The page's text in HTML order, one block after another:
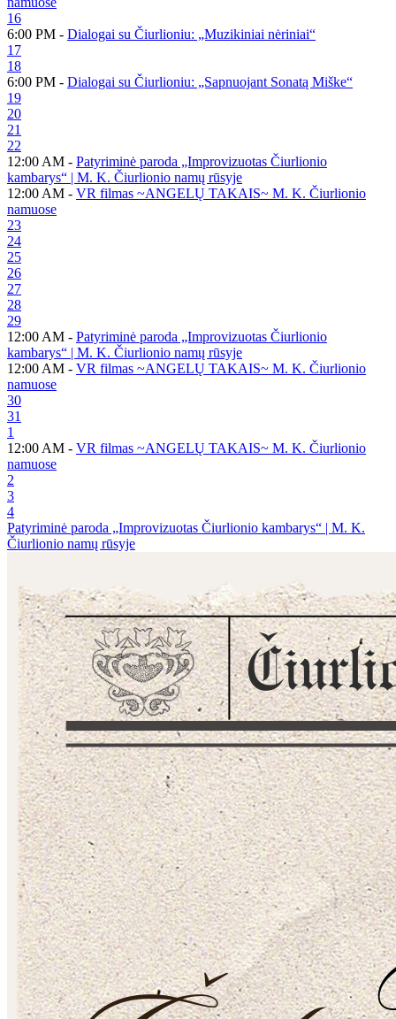
16
6:00 PM - Dialogai su Čiurlioniu: „Muzikiniai nėriniai“
17
18
6:00 PM - Dialogai su Čiurlioniu: „Sapnuojant Sonatą Miške“
19
20
21
22
12:00 AM - Patyriminė paroda „Improvizuotas Čiurlionio
kambarys“ | M. K. Čiurlionio namų rūsyje
12:00 AM - VR filmas ~ANGELŲ TAKAIS~ M. K. Čiurlionio
namuose
23
24
25
26
27
28
29
12:00 AM - Patyriminė paroda „Improvizuotas Čiurlionio
kambarys“ | M. K. Čiurlionio namų rūsyje
12:00 AM - VR filmas ~ANGELŲ TAKAIS~ M. K. Čiurlionio
namuose
30
31
1
12:00 AM - VR filmas ~ANGELŲ TAKAIS~ M. K. Čiurlionio
namuose
2
3
4
Patyriminė paroda „Improvizuotas Čiurlionio kambarys“ | M. K.
Čiurlionio namų rūsyje